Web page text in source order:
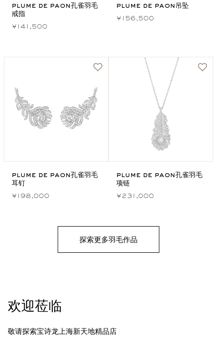
plume de paon孔雀羽毛
戒指
¥141,500
plume de paon吊坠
¥156,500
plume de paon孔雀羽毛
耳钉
¥198,000
plume de paon孔雀羽毛
项链
¥231,000
探索更多羽毛作品
欢迎莅临
敬请探索宝诗龙上海新天地精品店